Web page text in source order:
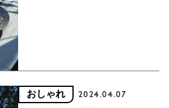
おしゃれ 2024.04.07